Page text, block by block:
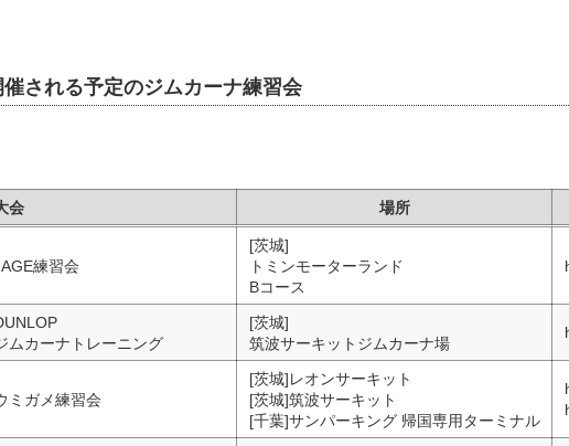
される予定のジムカーナ練習会
会 場所
練習会
[茨城]
トミンモーターランド
Bコース
ムカーナトレーニング
[茨城]
筑波サーキットジムカーナ場
ミガメ練習会
[茨城]レオンサーキット
[茨城]筑波サーキット
[千葉]サンパーキング 帰国専用ターミナル